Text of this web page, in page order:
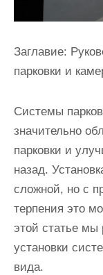
Заглавие:
парковки и
Системы
значительно
парковки и
назад.
сложной, но с
терпения это
этой статье мы
установки
вида.